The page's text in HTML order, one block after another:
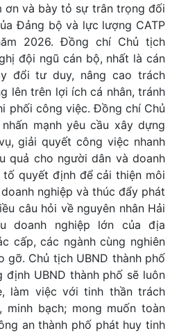
ơn và bày tỏ sự trân trọng đối
Đảng bộ và lực lượng CATP
2026. Đồng chí Chủ tịch
đội ngũ cán bộ, nhất là cán
đổi tư duy, nâng cao trách
lên trên lợi ích cá nhân, tránh
phối công việc. Đồng chí Chủ
mạnh yêu cầu xây dựng
giải quyết công việc nhanh
quả cho người dân và doanh
quyết định để cải thiện môi
nghiệp và thúc đẩy phát
câu hỏi về nguyên nhân Hải
doanh nghiệp lớn của địa
cấp, các ngành cùng nghiên
gỡ. Chủ tịch UBND thành phố
định UBND thành phố sẽ luôn
làm việc với tinh thần trách
minh bạch; mong muốn toàn
an thành phố phát huy tinh